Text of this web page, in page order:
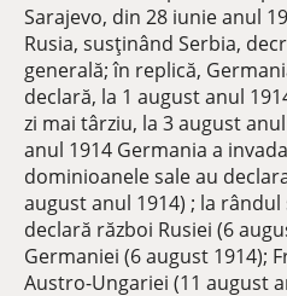
Sarajevo, din 28 iunie anul
Rusia, susținând Serbia,
generală; în replică,
declară, la 1 august anul
zi mai târziu, la 3 august
anul 1914 Germania a
dominioanele sale au
august anul 1914) ; la
declară război Rusiei (6
Germaniei (6 august 1914);
Austro-Ungariei (11 august